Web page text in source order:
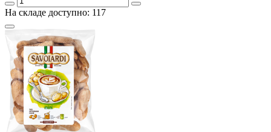
На складе доступно: 117